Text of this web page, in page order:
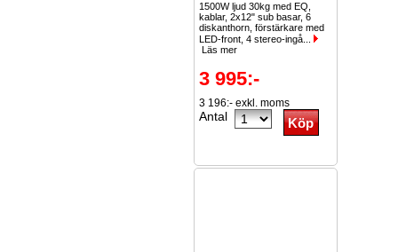
1500W ljud 30kg med EQ,
kablar, 2x12" sub basar, 6
diskanthorn, förstärkare med
LED-front, 4 stereo-ingå...
Läs mer
3 995:-
3 196:- exkl. moms
Antal